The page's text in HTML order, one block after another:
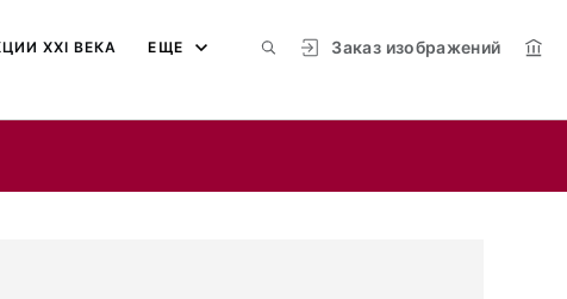
Заказ изображений
XXI ВЕКА ЕЩЕ